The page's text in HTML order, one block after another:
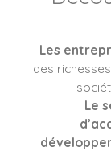
Les
des
Le